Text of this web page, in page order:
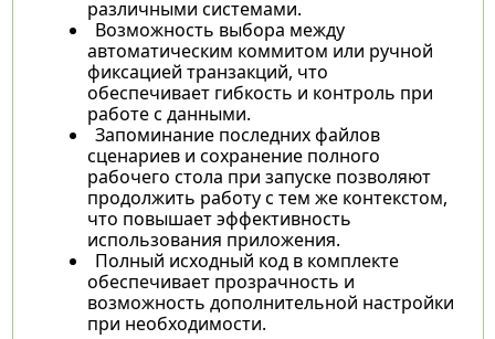
различными системами.
Возможность выбора между
автоматическим коммитом или ручной
фиксацией транзакций, что
обеспечивает гибкость и контроль при
работе с данными.
Запоминание последних файлов
сценариев и сохранение полного
рабочего стола при запуске позволяют
продолжить работу с тем же контекстом,
что повышает эффективность
использования приложения.
Полный исходный код в комплекте
обеспечивает прозрачность и
возможность дополнительной настройки
при необходимости.